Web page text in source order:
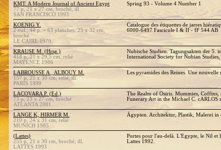
KMT: A Modern Journal of Ancient Egypt
77 p, 21 x 27 cm, broché, ill
SAN FRANCISCO 1993
Spring 93 - Volume 4 Number 1
KOENIG Y.
2 vol., 44 p. + 63 planches, 25 x 32 cm,
broché
LE CAIRE 1979
Catalogue des étiquettes de jarres
6000-6497 Fascicule I & II - IF 544 AB
KRAUSE M. (Hrsg.)
418 p, 21 x 29,5 cm, relié
MAYENCE 1986
Nubische Studien. Tagungsakten der 5.
International Society for Nubian
LABROUSSE A., ALBOUY M.
157 p, 25 x 30 cm, relié, ill.
PARIS 1999
Les pyramides des Reines. Une nouvelle
LACOVARA P. (Ed.)
73 p, 23 x 27 cm, broché
ATLANTA 2001
The Realm of Osiris. Mummies, Coffins,
Funerary Art in the Michael C. cARLOS
LANGE K, HIRMER M.
210 p, 24 x 31 cm, relié
MUNICH 1985
Ägypten. Architektur, Plastik, Malerei in
(Lattes)
255 p, 21 x 30 cm, broché, ill.
LATTES 1993
Portes pour l'au-delà. L'Egypte, le Nil et
Lattes 1992.